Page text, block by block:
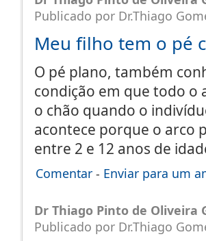
Publicado por Dr.Thiago
Meu filho tem o pé
O pé plano, também
condição em que todo o
o chão quando o
acontece porque o arco
entre 2 e 12 anos de
Comentar - Enviar para um
Dr Thiago Pinto de Oliveira
Publicado por Dr.Thiago